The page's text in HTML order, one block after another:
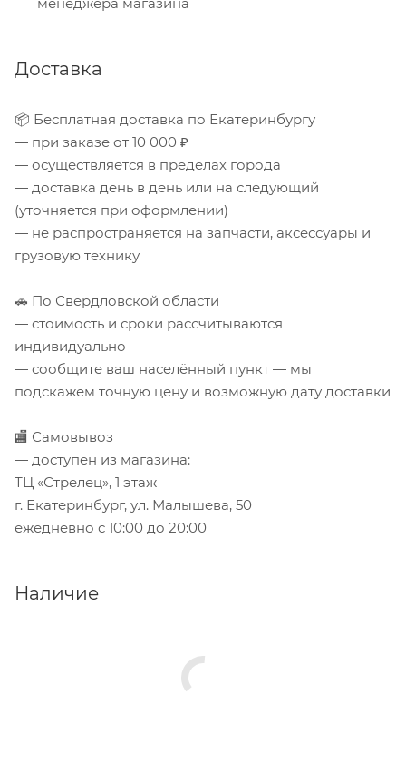
Доставка
📦 Бесплатная доставка по Екатеринбургу
— при заказе от 10 000 ₽
— осуществляется в пределах города
— доставка день в день или на следующий
(уточняется при оформлении)
— не распространяется на запчасти, аксессуары и
грузовую технику
🚗 По Свердловской области
— стоимость и сроки рассчитываются
индивидуально
— сообщите ваш населённый пункт — мы
подскажем точную цену и возможную дату доставки
🏬 Самовывоз
— доступен из магазина:
ТЦ «Стрелец», 1 этаж
г. Екатеринбург, ул. Малышева, 50
ежедневно с 10:00 до 20:00
Наличие